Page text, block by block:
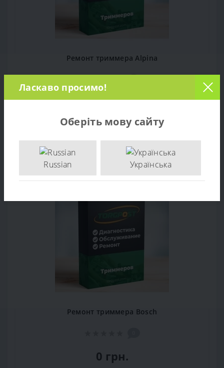
Ремонт триммера Alpina
0 грн.
В КОРЗИНУ
Ремонт триммера Bosch
0 грн.
Ласкаво просимо!
Оберіть мову сайту
Russian Українська